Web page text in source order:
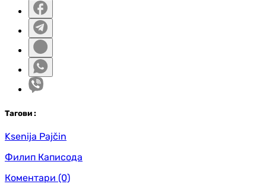
Тагови :
Ksenija Pajčin
Филип Каписода
Коментари (0)